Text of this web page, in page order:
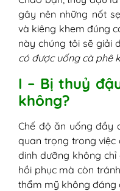
gây nên những nốt
và kiêng khem đúng
này chúng tôi sẽ giải
có được uống cà phê
I – Bị thuỷ
không?
Chế độ ăn uống đầy
quan trọng trong việc
dinh dưỡng không
hồi phục mà còn
thẩm mỹ không đáng